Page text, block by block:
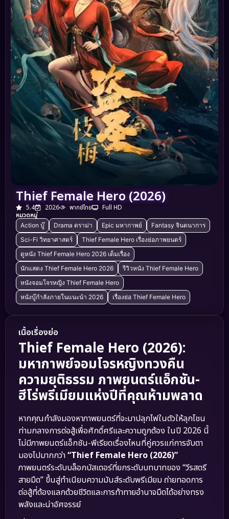
Thief Female Hero (2026)
5.4 2026 พากย์ไทย
Full HD
หมวดหมู่
Action บู๊ Drama ดราม่า Epic มหากาพย์
Fantasy จินตนาการ
Sci-Fi วิทยาศาสตร์
Thief Female Hero เรื่องย่อภาพยนตร์
ดูหนัง Thief Female Hero 2026 เต็มเรื่อง
นักแสดง Thief Female Hero 2026
รีวิวหนัง Thief Female Hero
หนังจอมโจรหญิง Thief Female Hero
หนังบู๊กำลังภายในแนะนำ 2026
เรื่องย่อ Thief Female Hero
เนื้อเรื่องย่อ
Thief Female Hero (2026):
มหากาพย์จอมโจรหญิงทวงคืน
ความยุติธรรม ภาพยนตร์แอ็กชัน-
ฮีโร่พรีเมียมแห่งปีที่คุณห้ามพลาด
หากคุณกำลังมองหาภาพยนตร์ที่จะมาปลุกไฟในตัวให้ลุกโชน
ท่ามกลางการต่อสู้เพื่อศักดิ์ศรีและความถูกต้อง ในปี 2026 นี้
ไม่มีภาพยนตร์แอ็กชัน-พีเรียดเรื่องไหนที่คู่ควรแก่การจับตา
มองไปมากกว่า“Thief Female Hero (2026)”
ภาพยนตร์ระดับบล็อกบัสเตอร์ที่ยกระดับบทบาทของ “วีรสตรี
สายมืด” ขึ้นสู่ทำเนียบความมันส์ระดับพรีเมียม ถ่ายทอดการ
ต่อสู้ที่ต้องแลกด้วยชีวิตและการท้าทายอำนาจมืดได้อย่างทรง
พลังและน่าอัศจรรย์